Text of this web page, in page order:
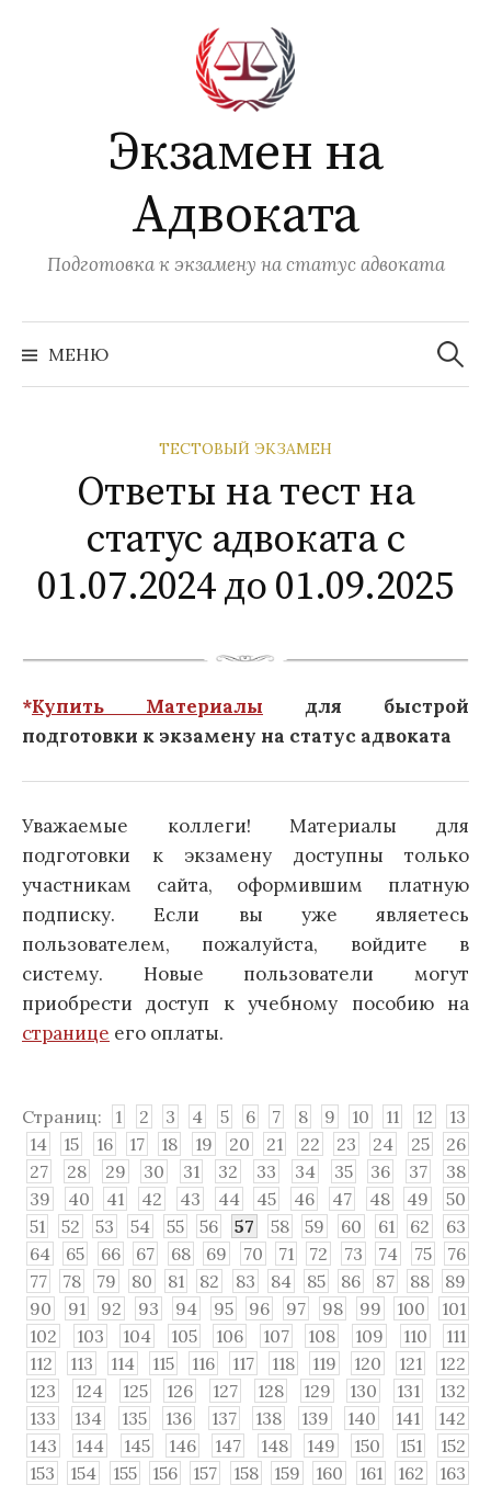
Экзамен на
Адвоката
Подготовка к экзамену на статус адвоката
МЕНЮ
Найти:
ТЕСТОВЫЙ ЭКЗАМЕН
Ответы на тест на
статус адвоката с
01.07.2024 до 01.09.2025
*Купить Материалы для быстрой
подготовки к экзамену на статус адвоката
Уважаемые коллеги! Материалы для
подготовки к экзамену доступны только
участникам сайта, оформившим платную
подписку. Если вы уже являетесь
пользователем, пожалуйста, войдите в
систему. Новые пользователи могут
приобрести доступ к учебному пособию на
странице его оплаты.
Страниц: 1 2 3 4 5 6 7 8 9 10 11 12
13
14
15 16 17 18 19 20 21 22 23 24 25
26
27
28 29 30 31 32 33 34 35 36 37
38
39
40 41 42 43 44 45 46 47 48 49
50
51
52 53 54 55 56 57 58 59 60 61 62
63
64
65 66 67 68 69 70 71 72 73 74 75
76
77
78 79 80 81 82 83 84 85 86 87 88
89
90
91 92 93 94 95 96 97 98 99 100
101
102
103 104 105 106 107 108 109 110
111
112
113 114 115 116 117 118 119 120 121
122
123
124 125 126 127 128 129 130 131
132
133
134 135 136 137 138 139 140 141
142
143
144 145 146 147 148 149 150 151
152
153
154 155 156 157 158 159 160 161 162
163